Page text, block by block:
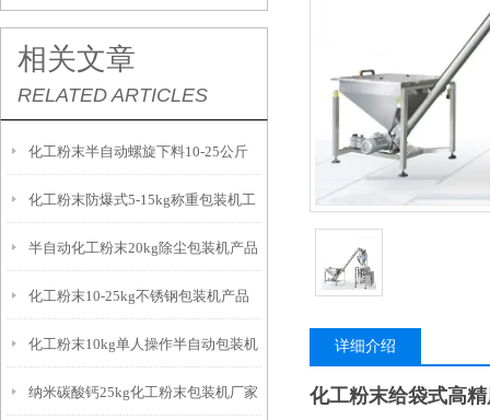
相关文章
RELATED ARTICLES
化工粉末半自动螺旋下料10-25公斤
包装机计量精准
化工粉末防爆式5-15kg称重包装机工
厂生产
半自动化工粉末20kg除尘包装机产品
简介
化工粉末10-25kg不锈钢包装机产品
简介
化工粉末10kg单人操作半自动包装机
简介
纳米碳酸钙25kg化工粉末包装机厂家
详细介绍
化工粉末给袋式高